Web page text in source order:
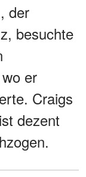
der
besuchte
er
Craigs
dezent